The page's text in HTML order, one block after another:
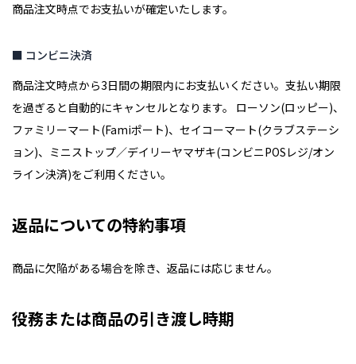
商品注文時点でお支払いが確定いたします。
■ コンビニ決済
商品注文時点から3日間の期限内にお支払いください。支払い期限
を過ぎると自動的にキャンセルとなります。 ローソン(ロッピー)、
ファミリーマート(Famiポート)、セイコーマート(クラブステーシ
ョン)、ミニストップ／デイリーヤマザキ(コンビニPOSレジ/オン
ライン決済)をご利用ください。
返品についての特約事項
商品に欠陥がある場合を除き、返品には応じません。
役務または商品の引き渡し時期